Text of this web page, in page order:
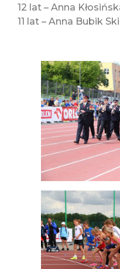
12 lat – Anna
11 lat – Anna Bubik